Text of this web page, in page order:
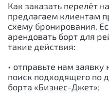
Как заказать перелёт
предлагаем клиентам
схему бронирования.
арендовать борт для
такие действия:
• отправьте нам
поиск подходящего по
борта «Бизнес-Джет»;